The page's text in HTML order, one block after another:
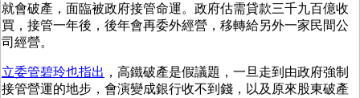
就會破產，面臨被政府接管命運。政府估需貸款三千九百億收
買，接管一年後，後年會再委外經營，移轉給另外一家民間公
司經營。
立委管碧玲也指出 ，高鐵破產是假議題，一旦走到由政府強制
接管營運的地步，會演變成銀行收不到錢，以及原來股東破產